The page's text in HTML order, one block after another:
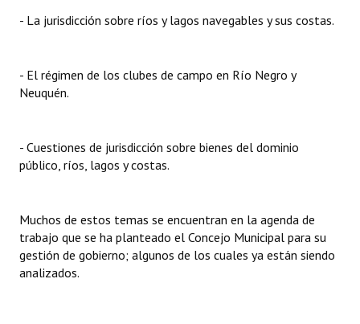
Huéspedes de Honor - Registro
Reconocimientos - Registro
Entrega de distinciones
- La jurisdicción sobre ríos y lagos navegables y sus costas.
- El régimen de los clubes de campo en Río Negro y
Neuquén.
- Cuestiones de jurisdicción sobre bienes del dominio
público, ríos, lagos y costas.
Muchos de estos temas se encuentran en la agenda de
trabajo que se ha planteado el Concejo Municipal para su
gestión de gobierno; algunos de los cuales ya están siendo
analizados.